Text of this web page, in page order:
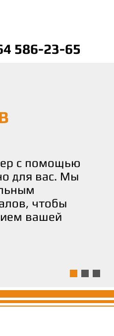
586-23-65
с помощью
для вас. Мы
чтобы
вашей
ЗАБОТА
среде,
мебели.
дому
о нашей
И
а
создания.